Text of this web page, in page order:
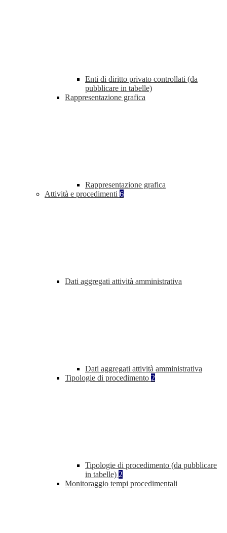
Enti di diritto privato controllati (da
pubblicare in tabelle)
Rappresentazione grafica
Rappresentazione grafica
Attività e procedimenti 6
Dati aggregati attività amministrativa
Dati aggregati attività amministrativa
Tipologie di procedimento 2
Tipologie di procedimento (da pubblicare
in tabelle) 2
Monitoraggio tempi procedimentali